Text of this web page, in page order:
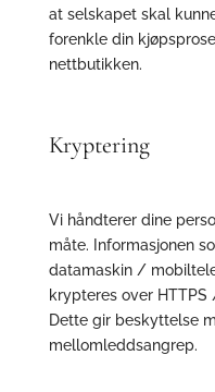
at selskapet skal
forenkle din
nettbutikken.
Kryptering
Vi håndterer dine
måte. Informasjonen
datamaskin /
krypteres over HTTPS
Dette gir beskyttelse
mellomleddsangrep.